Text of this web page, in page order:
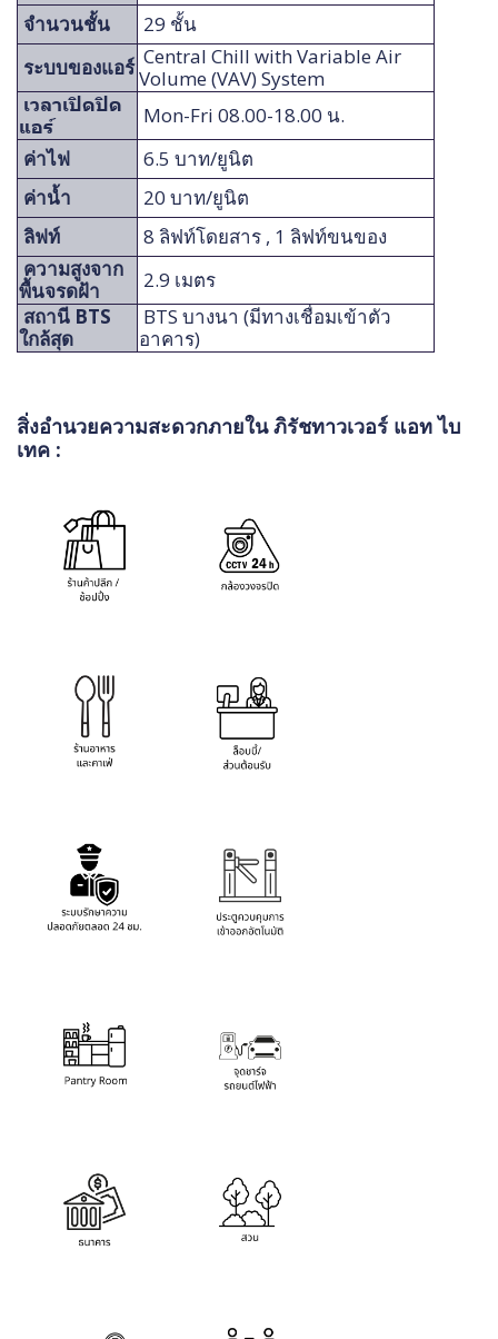
จำนวนชั้น
29 ชั้น
ระบบของแอร์ Central Chill with Variable Air
Volume (VAV) System
เวลาเปิดปิด
แอร์
Mon-Fri 08.00-18.00 น.
ค่าไฟ
6.5 บาท/ยูนิต
ค่าน้ำ
20 บาท/ยูนิต
ลิฟท์
8 ลิฟท์โดยสาร , 1 ลิฟท์ขนของ
ความสูงจาก
พื้นจรดฝ้า
2.9 เมตร
สถานี BTS
ใกล้สุด
BTS บางนา (มีทางเชื่อมเข้าตัว
อาคาร)
สิ่งอำนวยความสะดวกภายใน ภิรัชทาวเวอร์ แอท ไบ
เทค :